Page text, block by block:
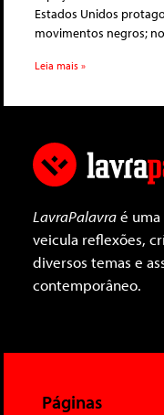
Estados Unidos
movimentos negros;
Leia mais »
LavraPalavraé
veicula reflexões,
diversos temas e
contemporâneo.
Páginas